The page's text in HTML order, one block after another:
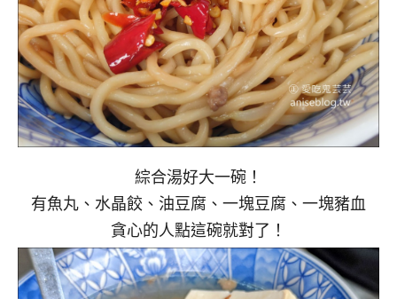
綜合湯好大一碗！
有魚丸、水晶餃、油豆腐、一塊豆腐、一塊豬血
貪心的人點這碗就對了！